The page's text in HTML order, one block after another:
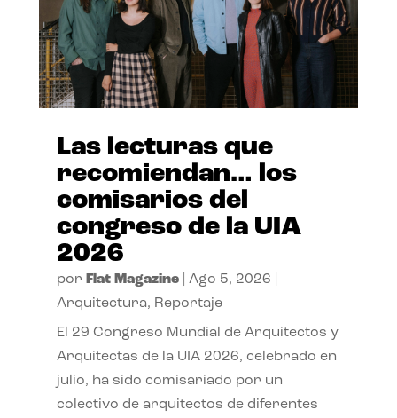
Las lecturas que
recomiendan… los
comisarios del
congreso de la UIA
2026
por Flat Magazine| Ago 5, 2026
Arquitectura, Reportaje
El 29 Congreso Mundial de Arquitectos y
Arquitectas de la UIA 2026, celebrado en
julio, ha sido comisariado por un
colectivo de arquitectos de diferentes